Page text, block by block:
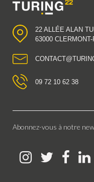
22 ALLÉE ALAN
63000
09 72 10 62 38
Abonnez-vous à notre